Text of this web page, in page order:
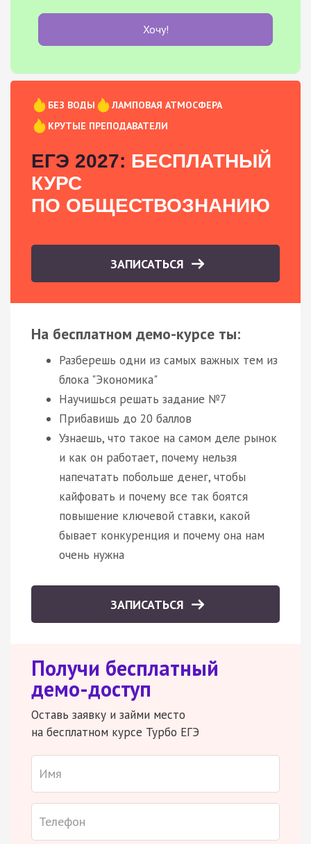
Хочу!
БЕЗ ВОДЫ
ЛАМПОВАЯ АТМОСФЕРА
КРУТЫЕ ПРЕПОДАВАТЕЛИ
ЕГЭ 2027: БЕСПЛАТНЫЙ
КУРС
ПО ОБЩЕСТВОЗНАНИЮ
ЗАПИСАТЬСЯ
На бесплатном демо-курсе ты:
Разберешь одни из самых важных тем из
блока "Экономика"
Научишься решать задание №7
Прибавишь до 20 баллов
Узнаешь, что такое на самом деле рынок
и как он работает, почему нельзя
напечатать побольше денег, чтобы
кайфовать и почему все так боятся
повышение ключевой ставки, какой
бывает конкуренция и почему она нам
очень нужна
ЗАПИСАТЬСЯ
Получи бесплатный
демо-доступ
Оставь заявку и займи место
на бесплатном курсе Турбо ЕГЭ